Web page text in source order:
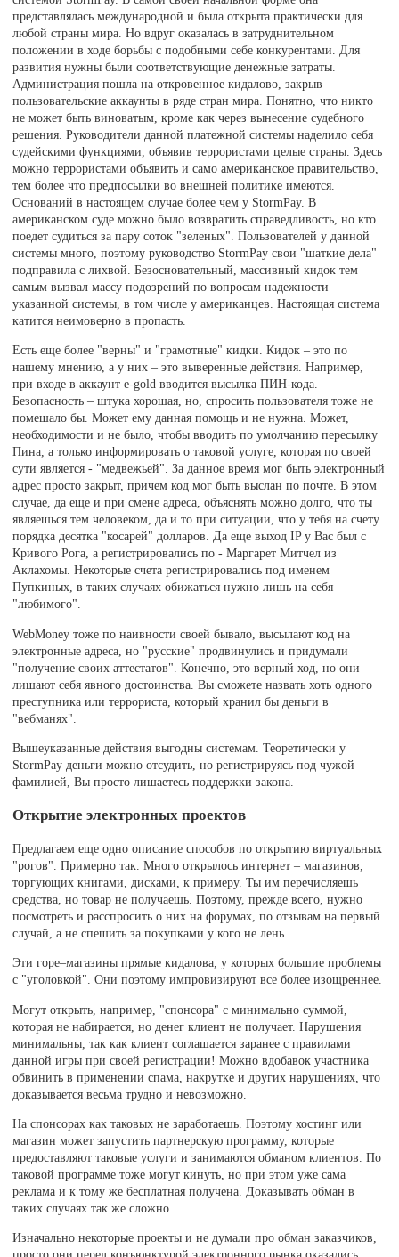
представлялась международной и была открыта практически для
любой страны мира. Но вдруг оказалась в затруднительном
положении в ходе борьбы с подобными себе конкурентами. Для
развития нужны были соответствующие денежные затраты.
Администрация пошла на откровенное кидалово, закрыв
пользовательские аккаунты в ряде стран мира. Понятно, что никто
не может быть виноватым, кроме как через вынесение судебного
решения. Руководители данной платежной системы наделило себя
судейскими функциями, объявив террористами целые страны. Здесь
можно террористами объявить и само американское правительство,
тем более что предпосылки во внешней политике имеются.
Оснований в настоящем случае более чем у StormPay. В
американском суде можно было возвратить справедливость, но кто
поедет судиться за пару соток "зеленых". Пользователей у данной
системы много, поэтому руководство StormPay свои "шаткие дела"
подправила с лихвой. Безосновательный, массивный кидок тем
самым вызвал массу подозрений по вопросам надежности
указанной системы, в том числе у американцев. Настоящая система
катится неимоверно в пропасть.
Есть еще более "верны" и "грамотные" кидки. Кидок – это по
нашему мнению, а у них – это выверенные действия. Например,
при входе в аккаунт e-gold вводится высылка ПИН-кода.
Безопасность – штука хорошая, но, спросить пользователя тоже не
помешало бы. Может ему данная помощь и не нужна. Может,
необходимости и не было, чтобы вводить по умолчанию пересылку
Пина, а только информировать о таковой услуге, которая по своей
сути является - "медвежьей". За данное время мог быть электронный
адрес просто закрыт, причем код мог быть выслан по почте. В этом
случае, да еще и при смене адреса, объяснять можно долго, что ты
являешься тем человеком, да и то при ситуации, что у тебя на счету
порядка десятка "косарей" долларов. Да еще выход IP у Вас был с
Кривого Рога, а регистрировались по - Маргарет Митчел из
Аклахомы. Некоторые счета регистрировались под именем
Пупкиных, в таких случаях обижаться нужно лишь на себя
"любимого".
WebMoney тоже по наивности своей бывало, высылают код на
электронные адреса, но "русские" продвинулись и придумали
"получение своих аттестатов". Конечно, это верный ход, но они
лишают себя явного достоинства. Вы сможете назвать хоть одного
преступника или террориста, который хранил бы деньги в
"вебманях".
Вышеуказанные действия выгодны системам. Теоретически у
StormPay деньги можно отсудить, но регистрируясь под чужой
фамилией, Вы просто лишаетесь поддержки закона.
Открытие электронных проектов
Предлагаем еще одно описание способов по открытию виртуальных
"рогов". Примерно так. Много открылось интернет – магазинов,
торгующих книгами, дисками, к примеру. Ты им перечисляешь
средства, но товар не получаешь. Поэтому, прежде всего, нужно
посмотреть и расспросить о них на форумах, по отзывам на первый
случай, а не спешить за покупками у кого не лень.
Эти горе–магазины прямые кидалова, у которых большие проблемы
с "уголовкой". Они поэтому импровизируют все более изощреннее.
Могут открыть, например, "спонсора" с минимально суммой,
которая не набирается, но денег клиент не получает. Нарушения
минимальны, так как клиент соглашается заранее с правилами
данной игры при своей регистрации! Можно вдобавок участника
обвинить в применении спама, накрутке и других нарушениях, что
доказывается весьма трудно и невозможно.
На спонсорах как таковых не заработаешь. Поэтому хостинг или
магазин может запустить партнерскую программу, которые
предоставляют таковые услуги и занимаются обманом клиентов. По
таковой программе тоже могут кинуть, но при этом уже сама
реклама и к тому же бесплатная получена. Доказывать обман в
таких случаях так же сложно.
Изначально некоторые проекты и не думали про обман заказчиков,